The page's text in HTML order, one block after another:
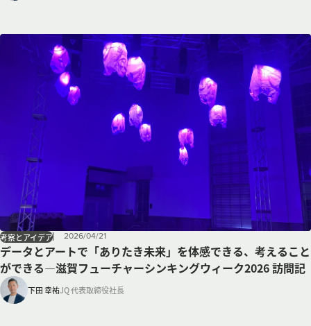
データとアートで「ありたき未来」を体感できる、考えること
ができる—滋賀フューチャーシンキングウィーク2026 訪問記
考察とアイデア 2026/04/21
下田 幸祐JQ 代表取締役社長